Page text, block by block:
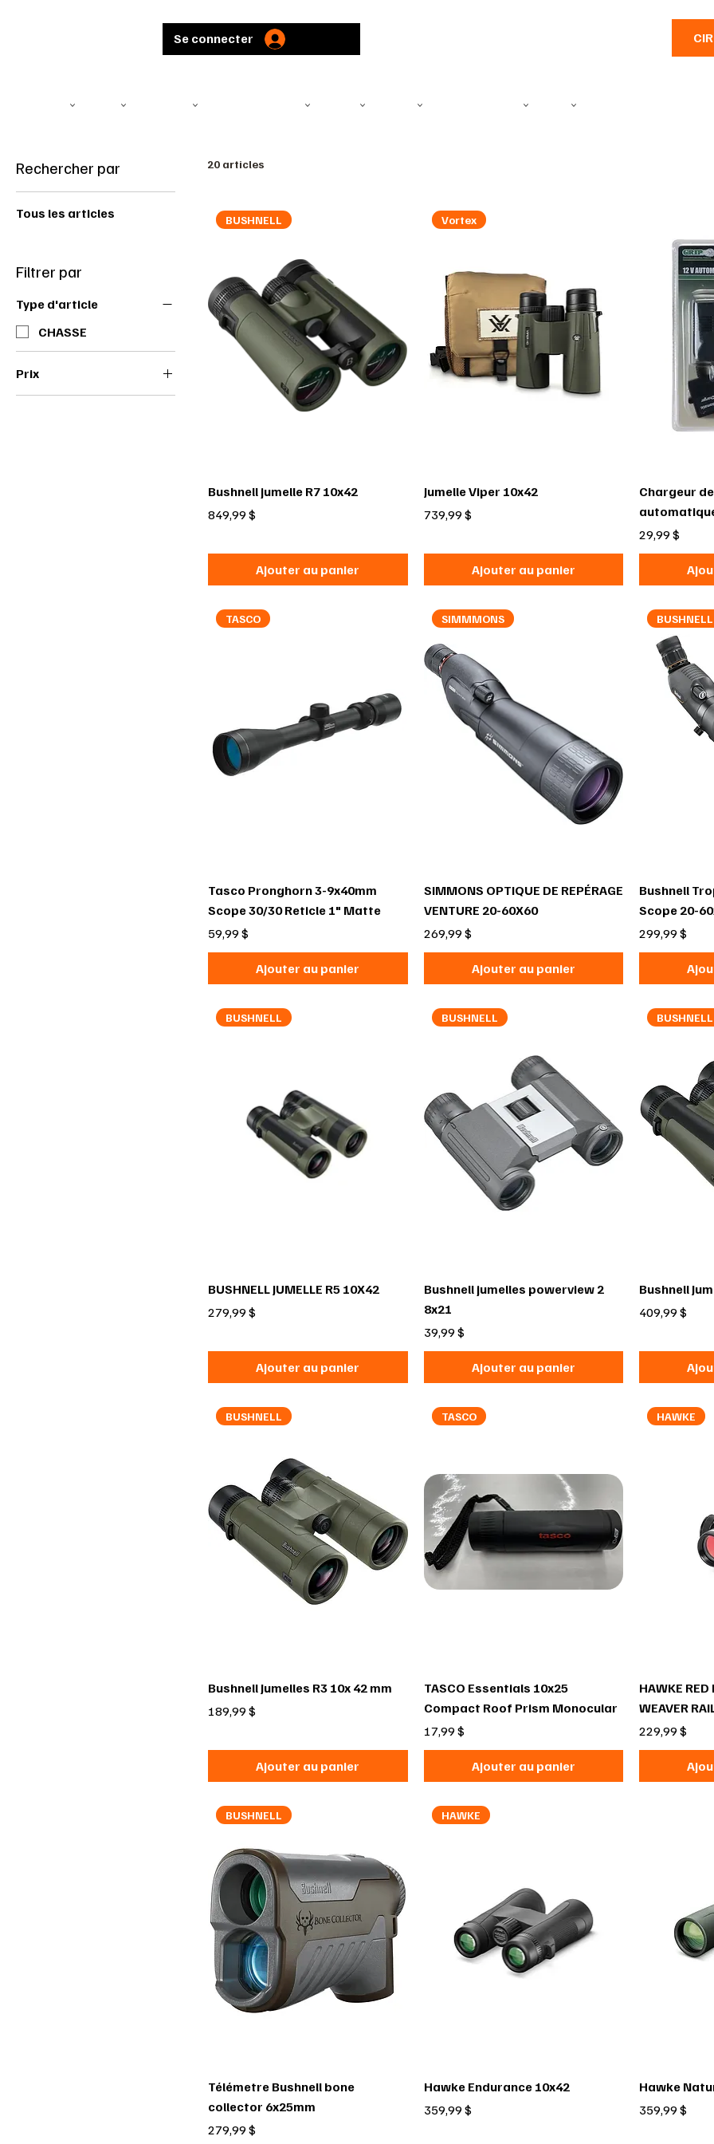
Se connecter
Rechercher par
Tous les articles
Filtrer par
Type d'article
CHASSE
Prix
20 articles
BUSHNELL
Bushnell jumelle R7 10x42
Prix
849,99 $
Ajouter au panier
Vortex
Jumelle Viper 10x42
Prix
739,99 $
Ajouter au panier
Chargeur
Prix
29,99 $
TASCO
Tasco Pronghorn 3-9x40mm
Scope 30/30 Reticle 1" Matte
Prix
59,99 $
Ajouter au panier
SIMMMONS
SIMMONS OPTIQUE DE REPÉRAGE
VENTURE 20-60X60
Prix
269,99 $
Ajouter au panier
BUSHNELL
Bushnell
Scope 20-
Prix
299,99 $
BUSHNELL
BUSHNELL JUMELLE R5 10X42
Prix
279,99 $
Ajouter au panier
BUSHNELL
Bushnell jumelles powerview 2
8x21
Prix
39,99 $
Ajouter au panier
BUSHNELL
Bushnell
Prix
409,99 $
BUSHNELL
Bushnell Jumelles R3 10x 42 mm
Prix
189,99 $
Ajouter au panier
TASCO
TASCO Essentials 10x25
Compact Roof Prism Monocular
Prix
17,99 $
Ajouter au panier
HAWKE
HAWKE
WEAVER
Prix
229,99 $
BUSHNELL
Télémetre Bushnell bone
collector 6x25mm
Prix
279,99 $
HAWKE
Hawke Endurance 10x42
Prix
359,99 $
Hawke
Prix
359,99 $